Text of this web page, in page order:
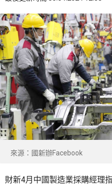
來源：國新辦Facebook
財新4月中國製造業採購經理